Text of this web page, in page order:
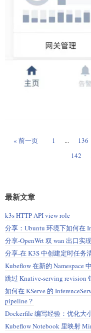
« 前一页 1 ... 136
142
最新文章
k3s HTTP API view role
分享：Ubuntu 环境下如何在
分享-OpenWrt 双 wan 出口实
分享-在 K3S 中创建定时任务
Kubeflow 在新的 Namespace
跳过 Knative-serving revision
如何在 KServe 的
pipeline？
Dockerfile 编写经验：优化大
Kubeflow Notebook 里映射